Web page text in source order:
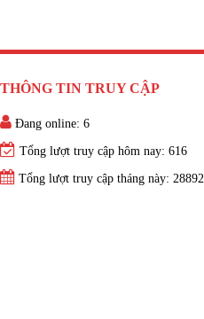
THÔNG TIN TRUY CẬP
Đang online: 6
Tổng lượt truy cập hôm nay: 616
Tổng lượt truy cập tháng này: 28892